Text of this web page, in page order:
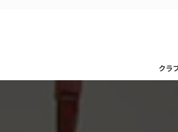
ス
ン
クラ